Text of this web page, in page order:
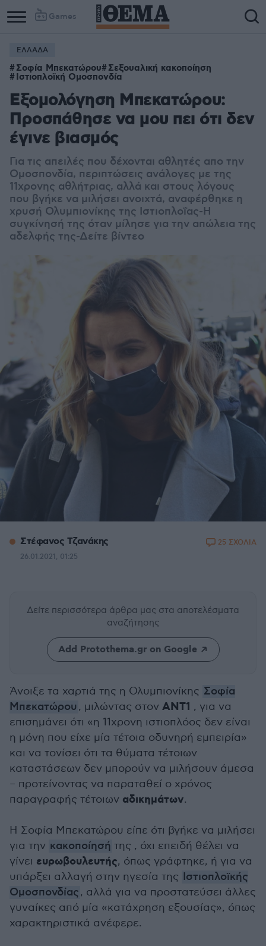
Games
ΕΛΛΑΔΑ
Σοφία Μπεκατώρου Σεξουαλική κακοποίηση
Ιστιοπλοϊκή Ομοσπονδία
Εξομολόγηση Μπεκατώρου:
Προσπάθησε να μου πει ότι δεν
έγινε βιασμός
Για τις απειλές που δέχονται αθλητές απο την
Ομοσπονδία, περιπτώσεις ανάλογες με της
11χρονης αθλήτριας, αλλά και στους λόγους
που βγήκε να μιλήσει ανοιχτά, αναφέρθηκε η
χρυσή Ολυμπιονίκης της Ιστιοπλοΐας-Η
συγκίνησή της όταν μίλησε για την απώλεια της
αδελφής της-Δείτε βίντεο
Στέφανος Τζανάκης
26.01.2021, 01:25
25 ΣΧΟΛΙΑ
Δείτε περισσότερα άρθρα μας στα αποτελέσματα
αναζήτησης
Add Protothema.gr on Google
Άνοιξε τα χαρτιά της η Ολυμπιονίκης Σοφία
Μπεκατώρου , μιλώντας στον ΑΝΤ1 , για να
επισημάνει ότι «η 11χρονη ιστιοπλόος δεν είναι
η μόνη που είχε μία τέτοια οδυνηρή εμπειρία»
και να τονίσει ότι τα θύματα τέτοιων
καταστάσεων δεν μπορούν να μιλήσουν άμεσα
– προτείνοντας να παραταθεί ο χρόνος
παραγραφής τέτοιων αδικημάτων.
Η Σοφία Μπεκατώρου είπε ότι βγήκε να μιλήσει
για την κακοποίησή της , όχι επειδή θέλει να
γίνει ευρωβουλευτής, όπως γράφτηκε, ή για να
υπάρξει αλλαγή στην ηγεσία της Ιστιοπλοϊκής
Ομοσπονδίας, αλλά για να προστατεύσει άλλες
γυναίκες από μία «κατάχρηση εξουσίας», όπως
χαρακτηριστικά ανέφερε.